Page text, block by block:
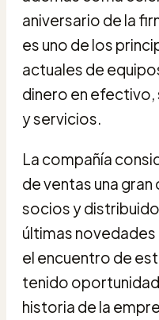
aniversario de la
es uno de los
actuales de
dinero en
y servicios.
La compañía
de ventas una
socios y
últimas novedades
el encuentro de
tenido
historia de la